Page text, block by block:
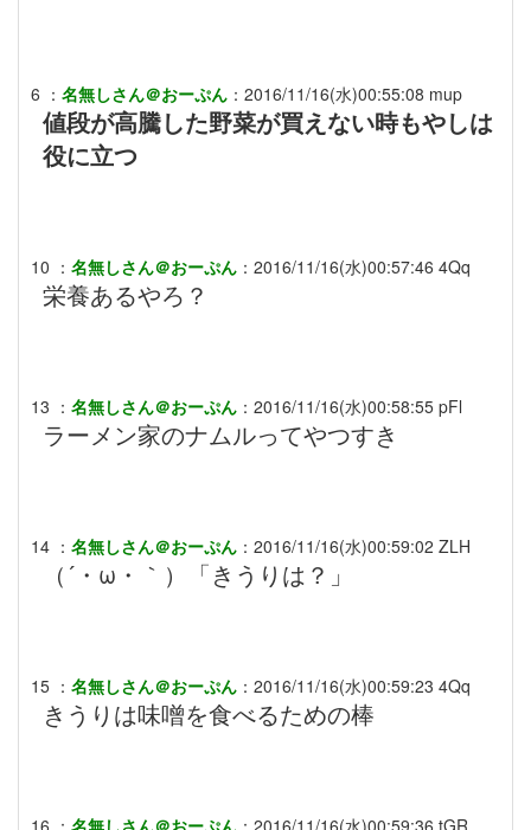
6 ： 名無しさん＠おーぷん ： 2016/11/16(水)00:55:08 mup
値段が高騰した野菜が買えない時もやしは
役に立つ
10 ： 名無しさん＠おーぷん ： 2016/11/16(水)00:57:46 4Qq
栄養あるやろ？
13 ： 名無しさん＠おーぷん ： 2016/11/16(水)00:58:55 pFl
ラーメン家のナムルってやつすき
14 ： 名無しさん＠おーぷん ： 2016/11/16(水)00:59:02 ZLH
（´・ω・｀）「きうりは？」
15 ： 名無しさん＠おーぷん ： 2016/11/16(水)00:59:23 4Qq
きうりは味噌を食べるための棒
16 ： 名無しさん＠おーぷん ： 2016/11/16(水)00:59:36 tGR